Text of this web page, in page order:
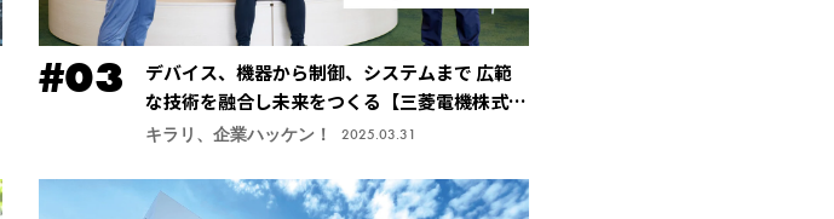
デバイス、機器から制御、システムまで 広範
な技術を融合し未来をつくる【三菱電機株式会
社・先端技術総合研究所】
キラリ、企業ハッケン！ 2025.03.31